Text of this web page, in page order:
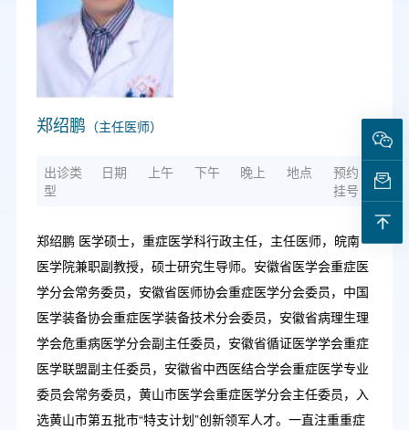
郑绍鹏 （主任医师）
出诊类
型
日期 上午 下午 晚上 地点
预约
挂号
郑绍鹏 医学硕士，重症医学科行政主任，主任医师，皖南
医学院兼职副教授，硕士研究生导师。安徽省医学会重症医
学分会常务委员，安徽省医师协会重症医学分会委员，中国
医学装备协会重症医学装备技术分会委员，安徽省病理生理
学会危重病医学分会副主任委员，安徽省循证医学学会重症
医学联盟副主任委员，安徽省中西医结合学会重症医学专业
委员会常务委员，黄山市医学会重症医学分会主任委员，入
选黄山市第五批市“特支计划”创新领军人才。一直注重重症